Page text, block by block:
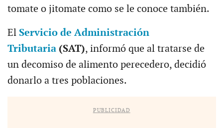
tomate o jitomate como se le conoce también.
El Servicio de Administración
Tributaria (SAT), informó que al tratarse de
un decomiso de alimento perecedero, decidió
donarlo a tres poblaciones.
PUBLICIDAD